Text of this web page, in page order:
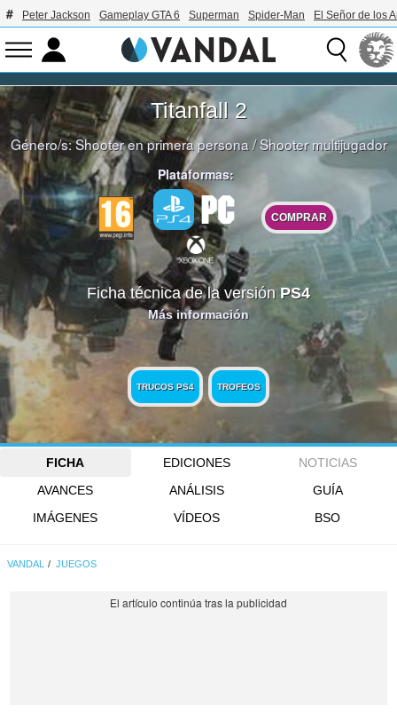
Peter Jackson Gameplay GTA 6 Superman Spider-Man El Señor de los
Titanfall 2
Género/s:Shooter en primera persona /Shooter multijugador
Plataformas:
COMPRAR
Ficha técnica de la versión PS4
Más información
TRUCOS PS4 TROFEOS
FICHA EDICIONES
NOTICIAS
AVANCES
ANÁLISIS
GUÍA
IMÁGENES
VÍDEOS BSO
VANDAL JUEGOS